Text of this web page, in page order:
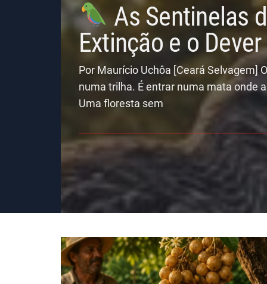
As Sentinelas
Extinção e o
Por Maurício Uchôa [Ceará Selvagem]
numa trilha. É entrar numa mata onde
Uma floresta sem